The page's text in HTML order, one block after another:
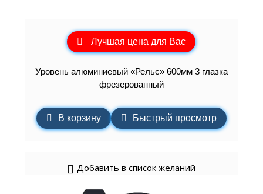
Лучшая цена для Вас
Уровень алюминиевый «Рельс» 600мм 3 глазка
фрезерованный
В корзину Быстрый просмотр
Добавить в список желаний